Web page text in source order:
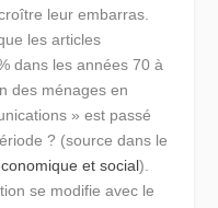
leur embarras.
les articles
dans les années 70 à
des ménages en
» est passé
? (source dans le
et social).
se modifie avec le